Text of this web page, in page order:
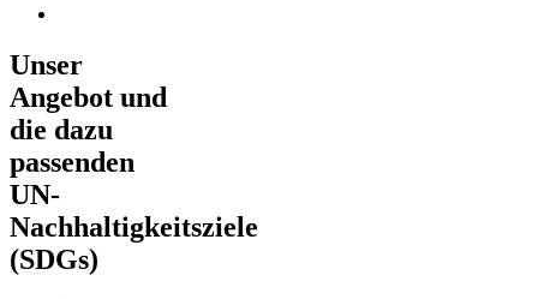
Unser
Angebot und
die dazu
passenden
UN-
Nachhaltigkeitsziele
(SDGs)